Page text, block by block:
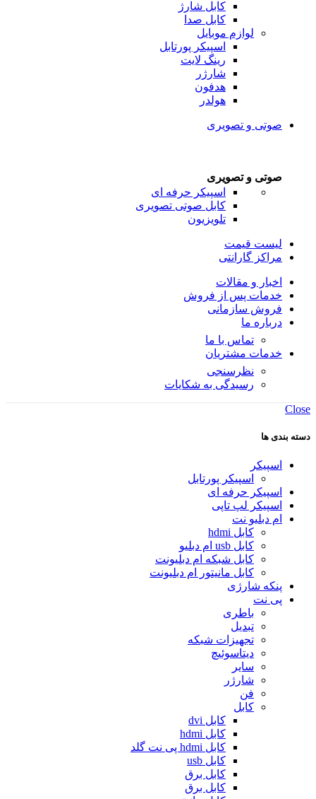
کابل شارژ
کابل صدا
لوازم موبایل
اسپیکر پورتابل
رینگ لایت
شارژر
هدفون
هولدر
صوتی و تصویری
صوتی و تصویری
اسپیکر حرفه ای
کابل صوتی تصویری
تلویزیون
لیست قیمت
مراکز گارانتی
اخبار و مقالات
خدمات پس از فروش
فروش سازمانی
درباره ما
تماس با ما
خدمات مشتریان
نظرسنجی
رسیدگی به شکایات
Close
دسته بندی ها
اسپیکر
اسپیکر پورتابل
اسپیکر حرفه ای
اسپیکر لپ تاپی
ام دبلیو نت
کابل hdmi
کابل usb ام دبلیو
کابل شبکه ام دبلیونت
کابل مانیتور ام دبلیونت
پنکه شارژی
پی نت
باطری
تبدیل
تجهیزات شبکه
دیتاسوئیچ
سایر
شارژر
فن
کابل
کابل dvi
کابل hdmi
کابل hdmi پی نت گلد
کابل usb
کابل برق
کابل برق